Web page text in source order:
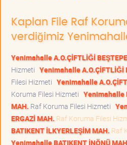
Kaplan File Raf
verdiğimiz
Yenimahalle A.O.ÇİFTLİĞİ
Hizmeti Yenimahalle A.O.ÇİFTLİĞİ
Filesi Hizmeti Yenimahalle
Koruma Filesi Hizmeti Yenimahalle
MAH. Raf Koruma Filesi Hizmeti
ERGAZİ MAH. Raf Koruma Filesi
BATIKENT İLKYERLEŞİM MAH. Raf
Yenimahalle BATIKENT İNÖNÜ